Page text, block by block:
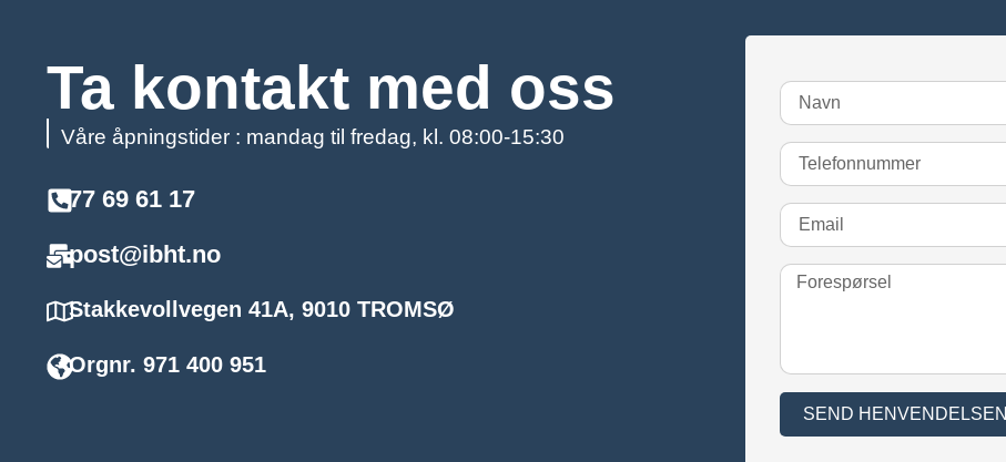
Ta kontakt med oss
Våre åpningstider : mandag til fredag, kl. 08:00-15:30
77 69 61 17
post@ibht.no
Stakkevollvegen 41A, 9010 TROMSØ
Orgnr. 971 400 951
SEND HENVENDELSEN